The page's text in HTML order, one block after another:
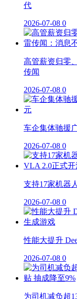
代
2026-07-08 0
高管薪资归零
传闻
2026-07-08 0
车企集体驰援
2026-07-08 0
支持17家机器
2026-07-08 0
性能大提升
2026-07-08 0
为司机减负超